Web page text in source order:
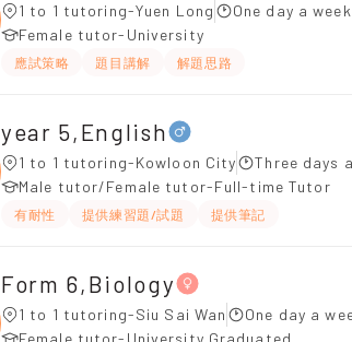
1 to 1 tutoring-Yuen Long
One day a
Female tutor-University
應試策略 題目講解 解題思路
year 5,English
1 to 1 tutoring-Kowloon City
Three days
Male tutor/Female tutor-Full-time Tutor
有耐性 提供練習題/試題 提供筆記
Form 6,Biology
1 to 1 tutoring-Siu Sai Wan
One day a
Female tutor-University Graduated